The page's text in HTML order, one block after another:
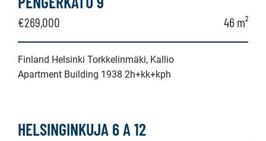
€269,000 46 m²
Finland Helsinki Torkkelinmäki, Kallio
Apartment Building 1938 2h+kk+kph
HELSINGINKUJA 6 A 12